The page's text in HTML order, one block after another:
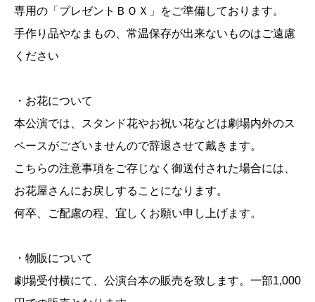
専用の「プレゼントＢＯＸ」をご準備しております。
手作り品やなまもの、常温保存が出来ないものはご遠慮
ください
・お花について
本公演では、スタンド花やお祝い花などは劇場内外のス
ペースがございませんので辞退させて戴きます。
こちらの注意事項をご存じなく御送付された場合には、
お花屋さんにお戻しすることになります。
何卒、ご配慮の程、宜しくお願い申し上げます。
・物販について
劇場受付横にて、公演台本の販売を致します。一部1,000